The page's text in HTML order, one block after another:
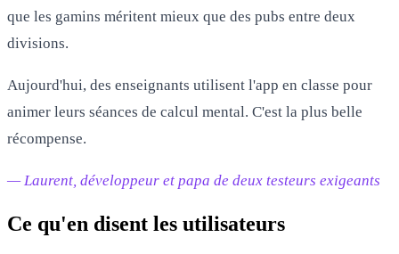
que les gamins méritent mieux que des pubs entre deux
divisions.
Aujourd'hui, des enseignants utilisent l'app en classe pour
animer leurs séances de calcul mental. C'est la plus belle
récompense.
— Laurent, développeur et papa de deux testeurs exigeants
Ce qu'en disent les utilisateurs